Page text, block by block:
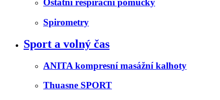
Ostatní respirační pomůcky
Spirometry
Sport a volný čas
ANITA kompresní masážní kalhoty
Thuasne SPORT